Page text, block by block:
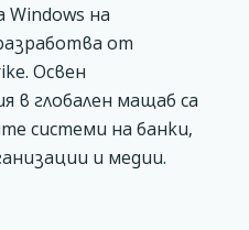
на
от
Освен
в глобален мащаб са
системи на банки,
и медии.